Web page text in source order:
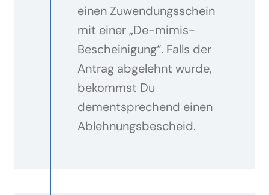
einen Zuwendungsschein
mit einer „De-mimis-
Bescheinigung“. Falls der
Antrag abgelehnt wurde,
bekommst Du
dementsprechend einen
Ablehnungsbescheid.